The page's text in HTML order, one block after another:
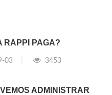
RAPPI PAGA?
03 3453
ADMINISTRAR